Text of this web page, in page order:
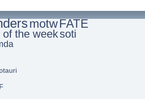
motw FATE
of the weeksoti